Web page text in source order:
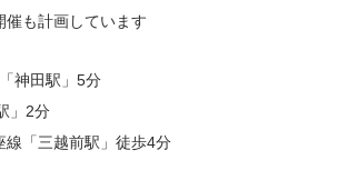
画しています
神田駅」5分
2分
越前駅」徒歩4分